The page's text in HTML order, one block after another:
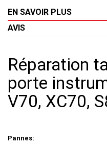
EN SAVOIR PLUS
AVIS
Réparation
porte
V70, XC70,
Pannes: